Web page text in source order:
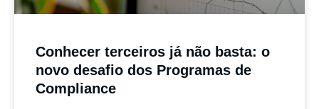
Conhecer terceiros já não basta: o
novo desafio dos Programas de
Compliance